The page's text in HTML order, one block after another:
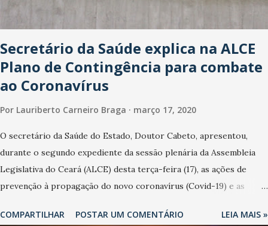
Secretário da Saúde explica na ALCE
Plano de Contingência para combate
ao Coronavírus
Por Lauriberto Carneiro Braga março 17, 2020
O secretário da Saúde do Estado, Doutor Cabeto, apresentou,
durante o segundo expediente da sessão plenária da Assembleia
Legislativa do Ceará (ALCE) desta terça-feira (17), as ações de
prevenção à propagação do novo coronavírus (Covid-19) e as
da pandemia e atendimento aos enfermos. O secretário informou
COMPARTILHAR POSTAR UM COMENTÁRIO LEIA MAIS »